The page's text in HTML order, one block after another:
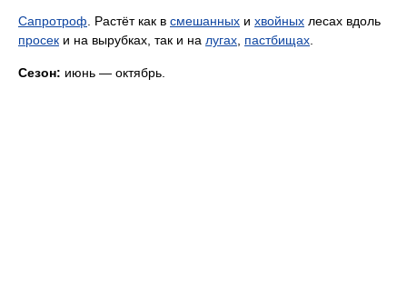
Сапротроф . Растёт как в смешанных и хвойных лесах вдоль
просек и на вырубках, так и на лугах пастбищах
Сезон: июнь — октябрь.